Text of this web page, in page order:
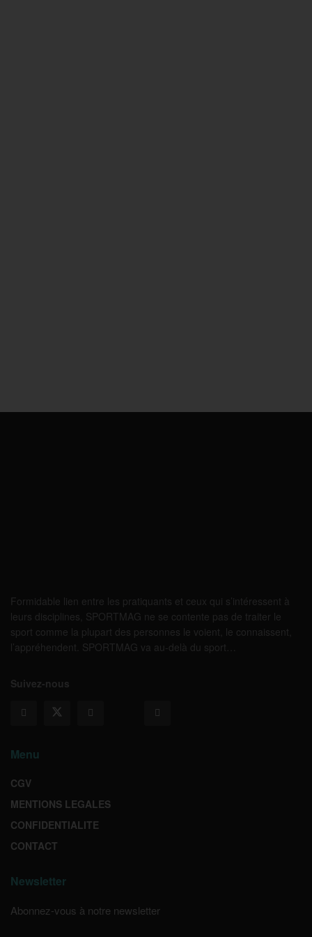
Formidable lien entre les pratiquants et ceux qui s’intéressent à
leurs disciplines, SPORTMAG ne se contente pas de traiter le
sport comme la plupart des personnes le voient, le connaissent,
l’appréhendent. SPORTMAG va au-delà du sport…
Suivez-nous
Menu
CGV
MENTIONS LEGALES
CONFIDENTIALITE
CONTACT
Newsletter
Abonnez-vous à notre newsletter